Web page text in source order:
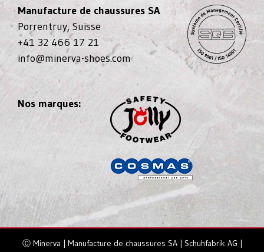
Manufacture de chaussures SA
Porrentruy, Suisse
+41 32 466 17 21
info@minerva-shoes.com
Nos marques:
Ⓒ Minerva | Manufacture de chaussures SA | Schuhfabrik AG |